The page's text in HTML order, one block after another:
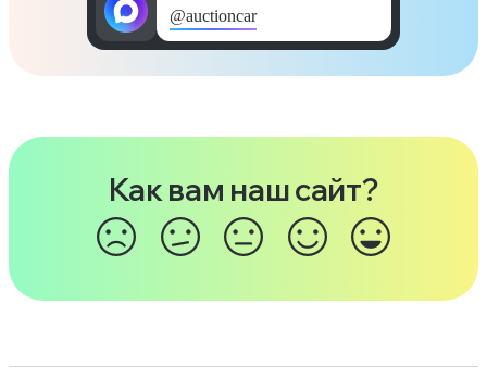
@auctioncar
Как вам наш сайт?